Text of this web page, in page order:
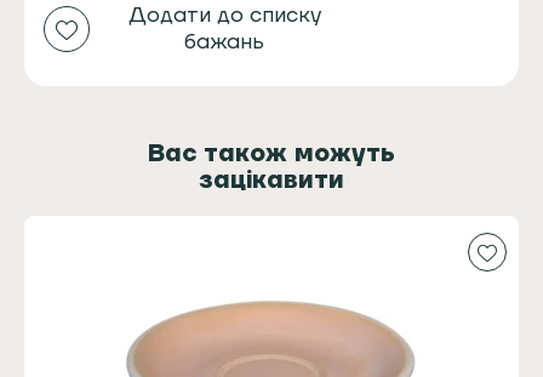
Додати до списку
бажань
Вас також можуть
зацікавити